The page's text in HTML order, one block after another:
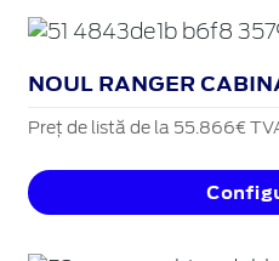
NOUL RANGER
Preț de listă de la 55.866€